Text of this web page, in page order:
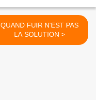
QUAND FUIR N'EST PAS
LA SOLUTION >